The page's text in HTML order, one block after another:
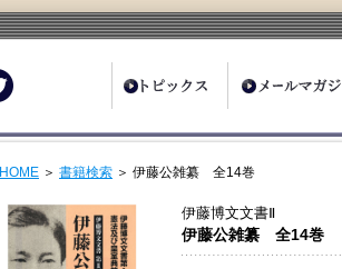
HOME ＞ 書籍検索 ＞ 伊藤公雑纂 全14巻
伊藤博文文書Ⅱ
伊藤公雑纂 全14巻